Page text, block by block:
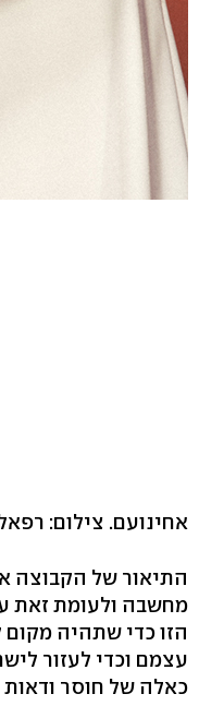
אחינועם. צילום:
התיאור של הקבוצה
מחשבה ולעומת זאת
הזו כדי שתהיה
עצמם וכדי לעזור
כאלה של חוסר ודאות